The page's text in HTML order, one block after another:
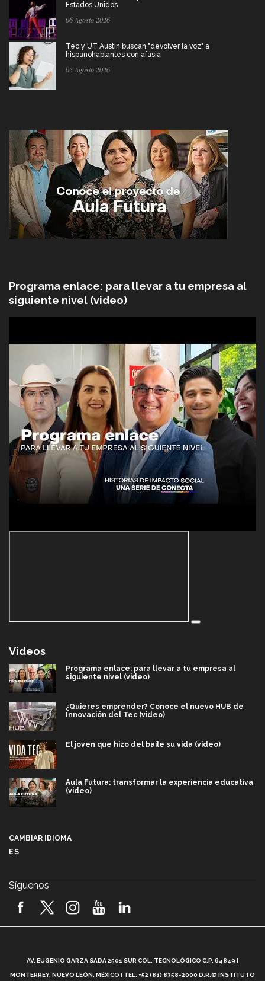
Estados Unidos
06 Agosto 2026
Tec y UT Austin buscan "devolver la voz" a
hispanohablantes con afasia
05 Agosto 2026
Programa enlace: para llevar a tu empresa al
siguiente nivel (video)
Videos
Programa enlace: para llevar a tu empresa al
siguiente nivel (video)
¿Quieres emprender? Conoce el nuevo HUB de
Innovación del Tec (video)
El joven que hizo del baile su vida (video)
Aula Futura: transformar la experiencia educativa
(video)
2026! (video)
¿Cómo es el Modelo Educativo Tec? (video)
CAMBIAR IDIOMA
ES
Síguenos
AV. EUGENIO GARZA SADA 2501 SUR COL. TECNOLÓGICO C.P. 64849 |
MONTERREY, NUEVO LEÓN, MÉXICO | TEL. +52 (81) 8358-2000 D.R.© INSTITUTO